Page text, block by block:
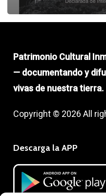
Patrimonio Cultural
— documentando y
vivas de nuestra tierra.
Copyright © 2026 All
Descarga la APP